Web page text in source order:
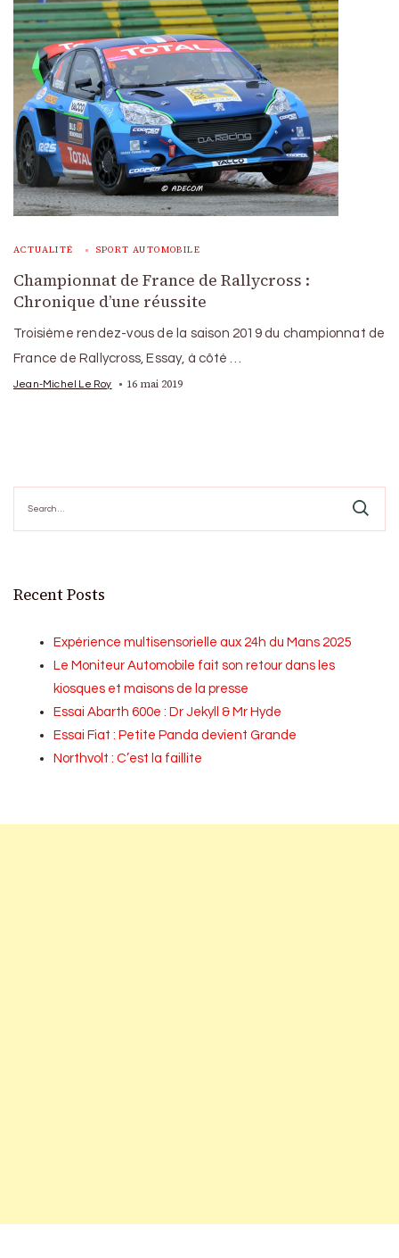
ACTUALITÉ SPORT AUTOMOBILE
Championnat de France de Rallycross :
Chronique d’une réussite
Troisième rendez-vous de la saison 2019 du championnat de
France de Rallycross, Essay, à côté …
Jean-Michel Le Roy 16 mai 2019
for:
Recent Posts
Expérience multisensorielle aux 24h du Mans 2025
Le Moniteur Automobile fait son retour dans les
kiosques et maisons de la presse
Essai Abarth 600e : Dr Jekyll & Mr Hyde
Essai Fiat : Petite Panda devient Grande
Northvolt : C’est la faillite